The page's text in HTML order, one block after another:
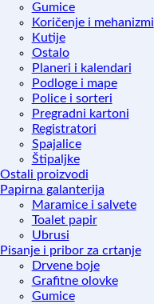
Gumice
Koričenje i mehanizmi
Kutije
Ostalo
Planeri i kalendari
Podloge i mape
Police i sorteri
Pregradni kartoni
Registratori
Spajalice
Štipaljke
Ostali proizvodi
Papirna galanterija
Maramice i salvete
Toalet papir
Ubrusi
Pisanje i pribor za crtanje
Drvene boje
Grafitne olovke
Gumice